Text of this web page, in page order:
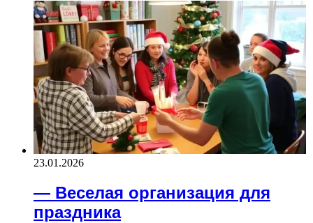
23.01.2026
— Веселая организация для
праздника